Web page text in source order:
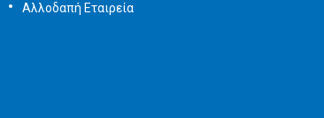
Αλλοδαπή Εταιρεία